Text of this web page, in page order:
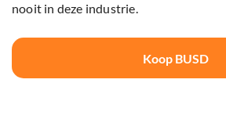
nooit in deze industrie.
Koop BUSD